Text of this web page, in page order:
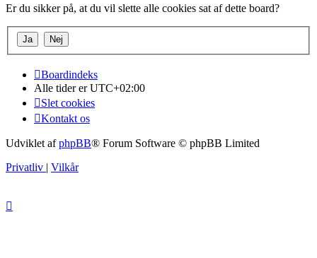
Er du sikker på, at du vil slette alle cookies sat af dette board?
Boardindeks
Alle tider erUTC+02:00
Slet cookies
Kontakt os
Udviklet afphpBB® Forum Software © phpBB Limited
Privatliv | Vilkår